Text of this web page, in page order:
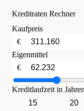
Kreditraten Rechner
Kaufpreis
€
Eigenmittel
€
Kreditlaufzeit in Jahren
15
20